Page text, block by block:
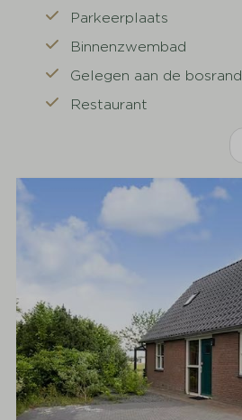
Parkeerplaats
Binnenzwembad
Gelegen aan de bosrand
Restaurant